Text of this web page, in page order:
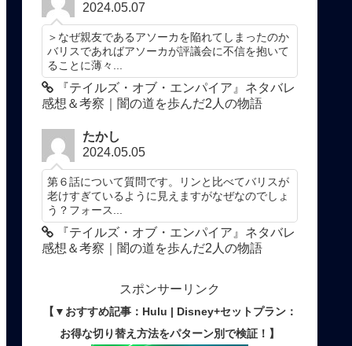
2024.05.07
＞なぜ親友であるアソーカを陥れてしまったのか
バリスであればアソーカが評議会に不信を抱いて
ることに薄々...
『テイルズ・オブ・エンパイア』ネタバレ
感想＆考察｜闇の道を歩んだ2人の物語
たかし
2024.05.05
第６話について質問です。リンと比べてバリスが
老けすぎているように見えますがなぜなのでしょ
う？フォース...
『テイルズ・オブ・エンパイア』ネタバレ
感想＆考察｜闇の道を歩んだ2人の物語
スポンサーリンク
【▼おすすめ記事：Hulu | Disney+セットプラン：
お得な切り替え方法をパターン別で検証！】